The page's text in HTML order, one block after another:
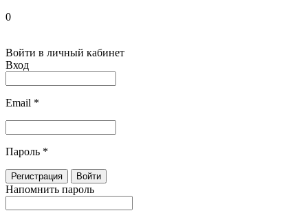
0
Войти в личный кабинет
Вход
Email *
Пароль *
Напомнить пароль